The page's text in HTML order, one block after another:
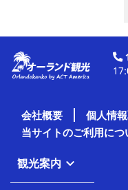
会社概要
個人情
当サイトのご利用につ
観光案内 